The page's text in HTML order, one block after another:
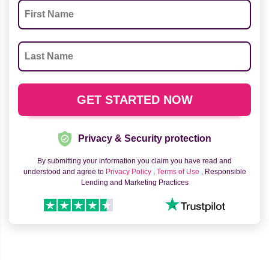
Privacy & Security protection
By submitting your information you claim you have read and
understood and agree to Privacy Policy , Terms of Use , Responsible
Lending and Marketing Practices